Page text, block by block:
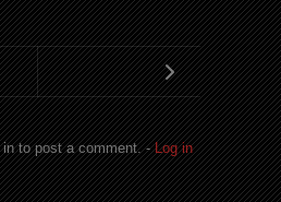
in to post a comment. -Log in